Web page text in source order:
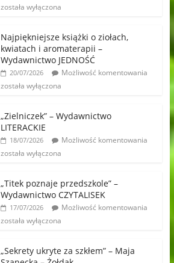
została wyłączona
Najpiękniejsze książki o ziołach,
kwiatach i aromaterapii –
Wydawnictwo JEDNOŚĆ
20/07/2026
Możliwość komentowania
została wyłączona
„Zielniczek” – Wydawnictwo
LITERACKIE
18/07/2026
Możliwość komentowania
została wyłączona
„Titek poznaje przedszkole” –
Wydawnictwo CZYTALISEK
17/07/2026
Możliwość komentowania
została wyłączona
„Sekrety ukryte za szkłem” – Maja